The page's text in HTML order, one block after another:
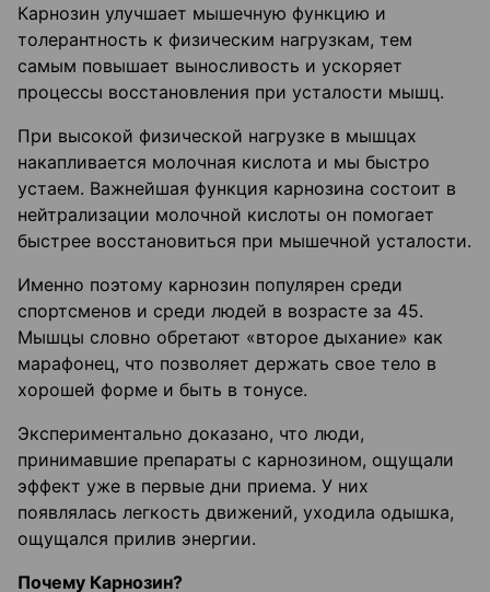
Карнозин улучшает мышечную функцию и
толерантность к физическим нагрузкам, тем
самым повышает выносливость и ускоряет
процессы восстановления при усталости мышц.
При высокой физической нагрузке в мышцах
накапливается молочная кислота и мы быстро
устаем. Важнейшая функция карнозина состоит в
нейтрализации молочной кислоты он помогает
быстрее восстановиться при мышечной усталости.
Именно поэтому карнозин популярен среди
спортсменов и среди людей в возрасте за 45.
Мышцы словно обретают «второе дыхание» как
марафонец, что позволяет держать свое тело в
хорошей форме и быть в тонусе.
Экспериментально доказано, что люди,
принимавшие препараты с карнозином, ощущали
эффект уже в первые дни приема. У них
появлялась легкость движений, уходила одышка,
ощущался прилив энергии.
Почему Карнозин?